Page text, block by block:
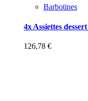
Barbotines
4x Assiettes
126,78 €